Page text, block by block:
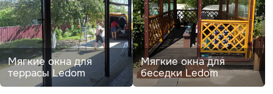
Мягкие окна для
террасы Ledom
Мягкие окна для
беседки Ledom